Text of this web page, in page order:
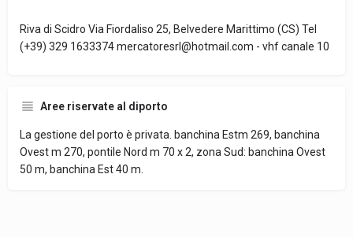
Riva di Scidro Via Fiordaliso 25, Belvedere Marittimo (CS) Tel
(+39) 329 1633374 mercatoresrl@hotmail.com - vhf canale 10
Aree riservate al diporto
La gestione del porto è privata. banchina Estm 269, banchina
Ovest m 270, pontile Nord m 70 x 2, zona Sud: banchina Ovest
50 m, banchina Est 40 m.